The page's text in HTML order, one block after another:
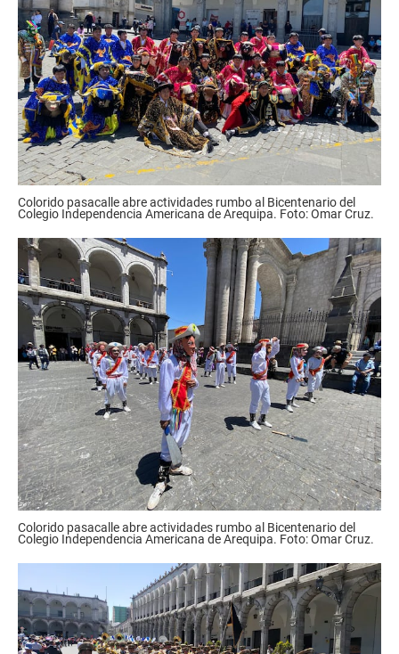
Colorido pasacalle abre actividades rumbo al Bicentenario del
Colegio Independencia Americana de Arequipa. Foto: Omar Cruz.
Colorido pasacalle abre actividades rumbo al Bicentenario del
Colegio Independencia Americana de Arequipa. Foto: Omar Cruz.